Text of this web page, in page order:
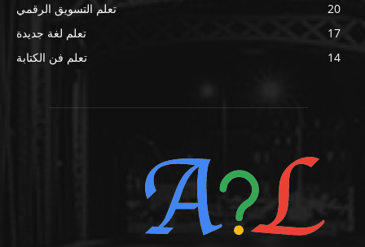
تعلم التسويق الرقمي
20
تعلم لغة جديدة
17
تعلم فن الكتابة
14